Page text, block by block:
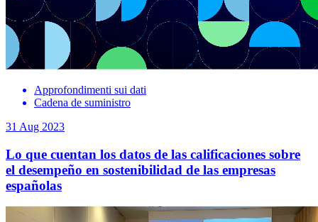
Approfondimenti sui dati
Cadena de suministro
31 Aug 2023
Lo que cuentan los datos de las calificaciones sobre
el desempeño en sostenibilidad de las empresas
españolas